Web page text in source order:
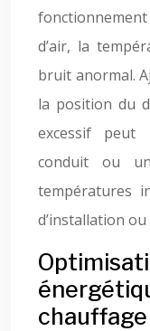
d’air, la
bruit anormal.
la position du
excessif peut
conduit ou
températures
d’installation ou
chauffage